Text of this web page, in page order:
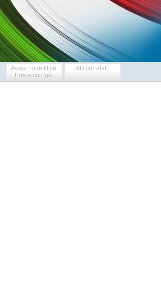
Avviso di rettifica
Errata corrige
Atti correlati